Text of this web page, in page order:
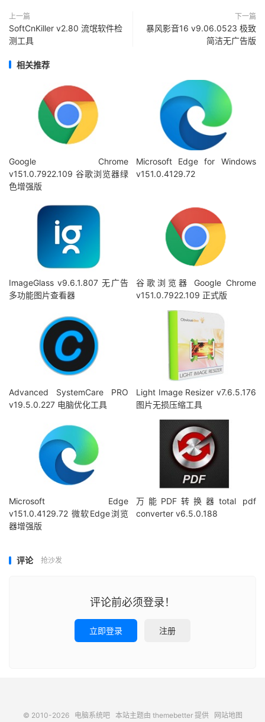
上一篇
SoftCnKiller v2.80 流氓软件检
测工具
下一篇
暴风影音16 v9.06.0523 极致
简洁无广告版
相关推荐
Google Chrome
v151.0.7922.109 谷歌浏览器绿
色增强版
Microsoft Edge for Windows
v151.0.4129.72
ImageGlass v9.6.1.807 无广告
多功能图片查看器
谷歌浏览器 Google Chrome
v151.0.7922.109 正式版
Advanced SystemCare PRO
v19.5.0.227 电脑优化工具
Light Image Resizer v7.6.5.176
图片无损压缩工具
Microsoft Edge
v151.0.4129.72 微软Edge浏览
器增强版
万能PDF转换器total pdf
converter v6.5.0.188
评论 抢沙发
评论前必须登录！
立即登录 注册
© 2010-2026 电脑系统吧本站主题由 themebetter提供 网站地图